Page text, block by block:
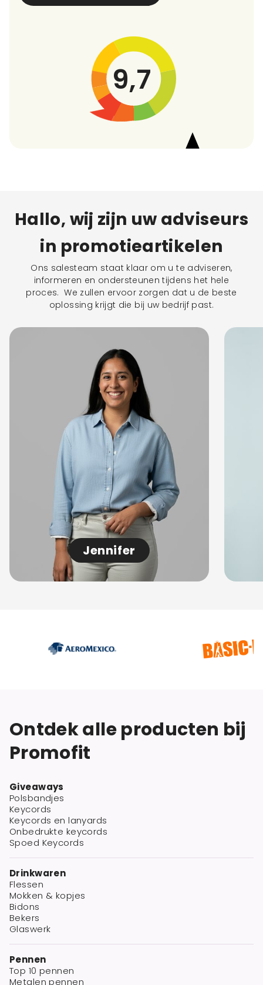
9,7
Hallo, wij zijn uw adviseurs
in promotieartikelen
Ons salesteam staat klaar om u te adviseren,
informeren en ondersteunen tijdens het hele
proces. We zullen ervoor zorgen dat u de beste
oplossing krijgt die bij uw bedrijf past.
Jennifer
Ontdek alle producten bij
Promofit
Giveaways
Polsbandjes
Keycords
Keycords en lanyards
Onbedrukte keycords
Spoed Keycords
Drinkwaren
Flessen
Mokken & kopjes
Bidons
Bekers
Glaswerk
Pennen
Top 10 pennen
Metalen pennen